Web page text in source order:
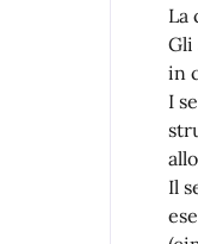
La
Gli
in
I
Il